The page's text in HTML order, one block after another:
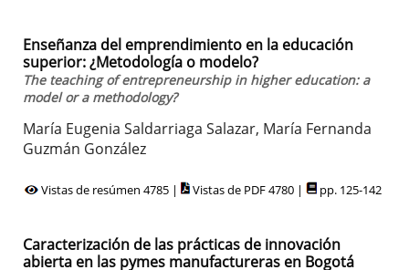
Enseñanza del emprendimiento en la educación
superior: ¿Metodología o modelo?
The teaching of entrepreneurship in higher education: a
model or a methodology?
María Eugenia Saldarriaga Salazar, María Fernanda
Guzmán González
Vistas de resúmen 4785 | Vistas de PDF 4780 | pp. 125-142
Caracterización de las prácticas de innovación
abierta en las pymes manufactureras en Bogotá